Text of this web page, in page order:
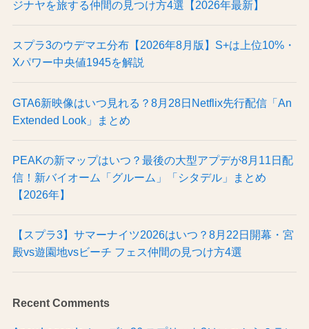
ジナヤを旅する仲間の見つけ方4選【2026年最新】
スプラ3のウデマエ分布【2026年8月版】S+は上位10%・
Xパワー中央値1945を解説
GTA6新映像はいつ見れる？8月28日Netflix先行配信「An
Extended Look」まとめ
PEAKの新マップはいつ？最後の大型アプデが8月11日配
信！新バイオーム「グルーム」「シタデル」まとめ
【2026年】
【スプラ3】サマーナイツ2026はいつ？8月22日開幕・宮
殿vs遊園地vsビーチ フェス仲間の見つけ方4選
Recent Comments